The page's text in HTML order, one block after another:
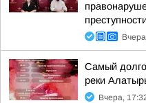
Самый
реки
Вчера,